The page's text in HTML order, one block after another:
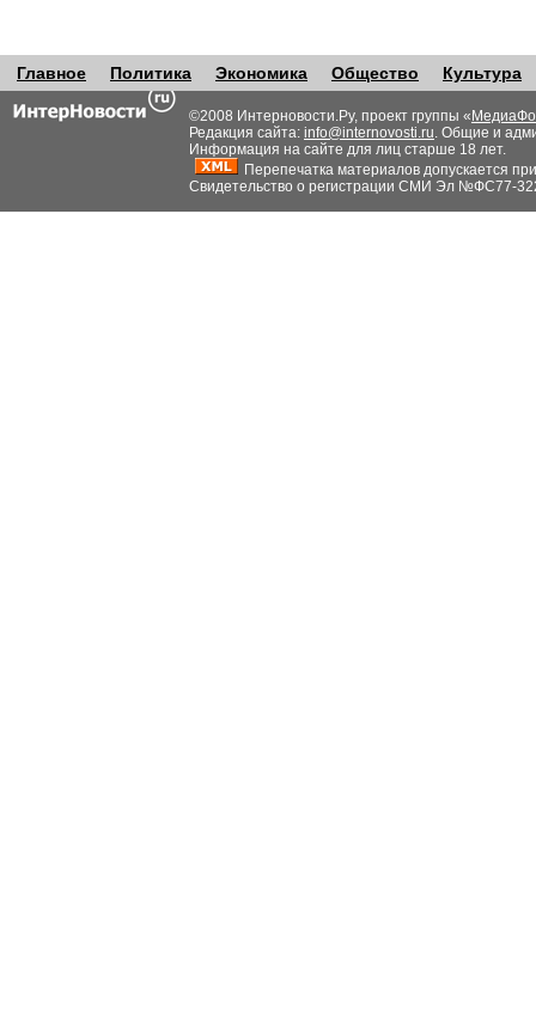
Главное Политика Экономика Общество Культура
©2008 Интерновости.Ру, проект группы «
Редакция сайта: info@internovosti.ru. Общие и
Информация на сайте для лиц старше 18 лет.
Перепечатка материалов допускается
Свидетельство о регистрации СМИ Эл №ФС77-